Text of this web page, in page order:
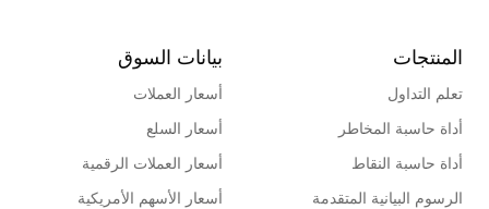
المنتجات
تعلم التداول
أداة حاسبة المخاطر
أداة حاسبة النقاط
الرسوم البيانية المتقدمة
بيانات السوق
أسعار العملات
أسعار السلع
أسعار العملات الرقمية
أسعار الأسهم الأمريكية